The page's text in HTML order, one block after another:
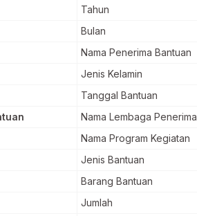
Tahun
Bulan
Nama Penerima Bantuan
Jenis Kelamin
Tanggal Bantuan
Nama Lembaga Penerima
Nama Program Kegiatan
Jenis Bantuan
Barang Bantuan
Jumlah